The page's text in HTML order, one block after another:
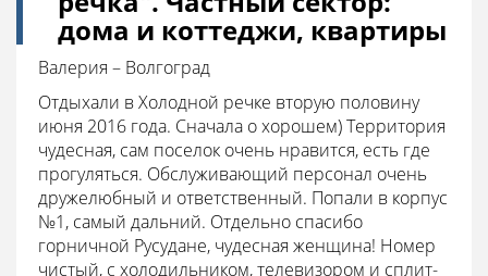
дома и коттеджи, квартиры
Валерия – Волгоград
Отдыхали в Холодной речке вторую половину
июня 2016 года. Сначала о хорошем) Территория
чудесная, сам поселок очень нравится, есть где
прогуляться. Обслуживающий персонал очень
дружелюбный и ответственный. Попали в корпус
№1, самый дальний. Отдельно спасибо
горничной Русудане, чудесная женщина! Номер
чистый, с холодильником, телевизором и сплит-